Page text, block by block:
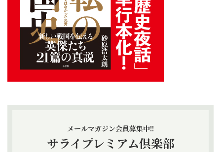
メールマガジン会員募集中!!
サライプレミアム倶楽部